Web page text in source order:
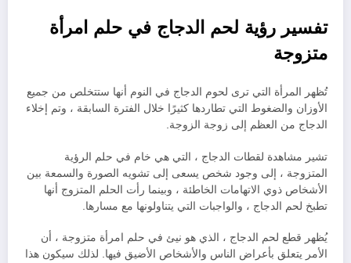
تفسير رؤية لحم الدجاج في حلم امرأة
متزوجة
تُظهر المرأة التي ترى لحوم الدجاج في النوم أنها ستتخلص من جميع
الأوزان والضغوط التي تطاردها كثيرًا خلال الفترة السابقة ، وتم إخلاء
الدجاج من العظم إلى زوجة الزوجة.
تشير مشاهدة لقطات الدجاج ، التي هي خام في حلم الرؤية
المتزوجة ، إلى وجود شخص يسعى إلى تشويه الصورة والسمعة بين
الأشخاص ذوي الاتهامات الخاطئة ، وبينما رأت الحلم المتزوج أنها
تطبخ لحم الدجاج ، والواجبات التي يتناولونها مع مسارها.
يُظهر قطع لحم الدجاج ، الذي هو نيئ في حلم امرأة متزوجة ، أن
الأمر يتعلق بأعراض الناس والأشخاص الأضيق فيها. لذلك سيكون هذا